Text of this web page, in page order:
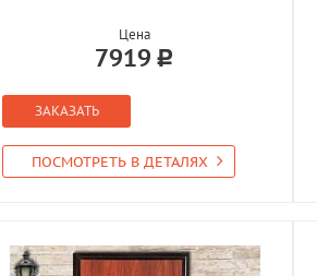
Цена
7919
ЗАКАЗАТЬ
ПОСМОТРЕТЬ В ДЕТАЛЯХ